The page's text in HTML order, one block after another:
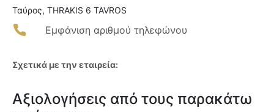
Ταύρος, THRAKIS 6 TAVROS
Εμφάνιση αριθμού τηλεφώνου
Σχετικά με την εταιρεία:
Αξιολογήσεις από τους παρακάτω